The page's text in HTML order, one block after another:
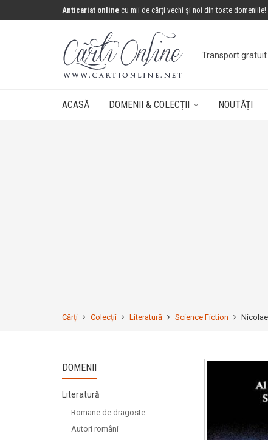
Anticariat online cu mii de cărți vechi și noi din toate domeniile!
Transport
ACASĂ DOMENII & COLECȚII NOUTĂȚI
Cărți Colecții Literatură Science Fiction
DOMENII
Literatură
Romane de dragoste
Autori români